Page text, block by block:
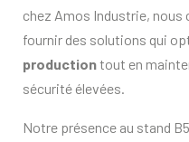
chez Amos Industrie, nous
fournir des solutions qui
productiontout en
sécurité élevées.
Notre présence au stand